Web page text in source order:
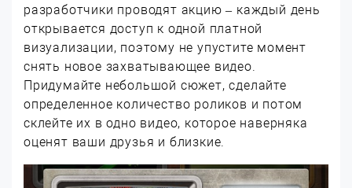
разработчики проводят акцию – каждый день
открывается доступ к одной платной
визуализации, поэтому не упустите момент
снять новое захватывающее видео.
Придумайте небольшой сюжет, сделайте
определенное количество роликов и потом
склейте их в одно видео, которое наверняка
оценят ваши друзья и близкие.